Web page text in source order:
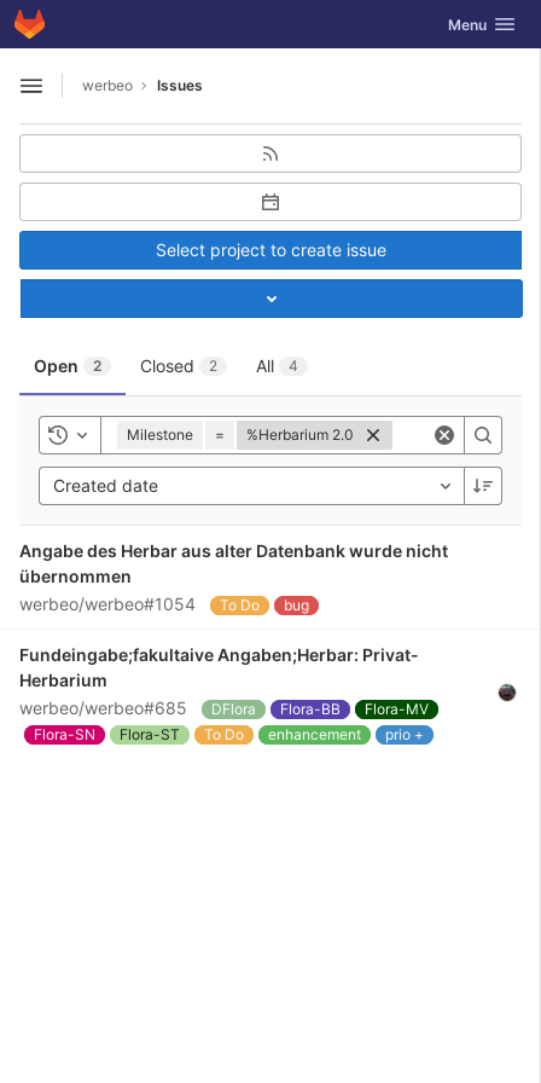
Skip to content
GitLab Toggle
Menu
Open sidebar
werbeo Issues
Open 2 Closed 2 All 4
Select project to create issue
Toggle project select
Toggle history
Milestone = %Herbarium 2.0
Created date
Angabe des Herbar aus alter Datenbank wurde nicht
übernommen
werbeo/werbeo#1054
To Do bug
Fundeingabe;fakultaive Angaben;Herbar: Privat-
Herbarium
werbeo/werbeo#685
DFlora Flora-BB
Flora-MV
Flora-SN
Flora-ST To Do enhancement prio +